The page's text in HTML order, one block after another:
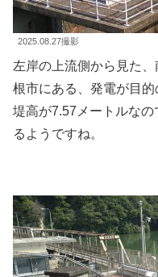
2025.08.27撮影
左岸の上流側から見た
根市にある、発電が目的
堤高が7.57メートルなの
るようですね。